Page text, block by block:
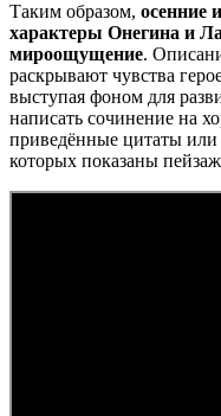
Таким образом, осенние
характеры Онегина и
мироощущение.
раскрывают чувства
выступая фоном для
написать сочинение на
приведённые цитаты
которых показаны